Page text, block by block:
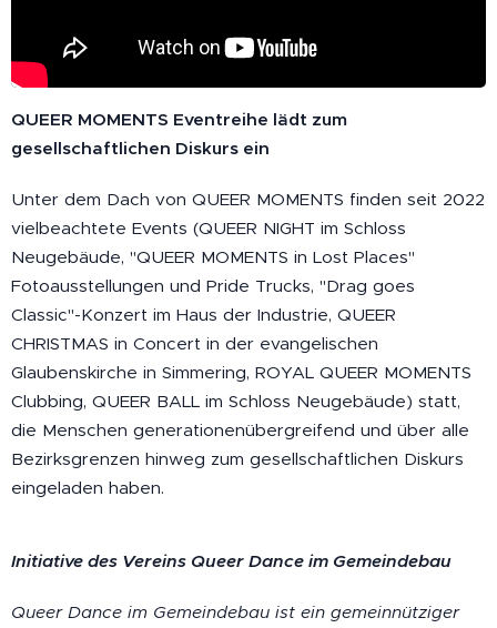
QUEER MOMENTS Eventreihe lädt zum
gesellschaftlichen Diskurs ein
Unter dem Dach von QUEER MOMENTS finden seit 2022
vielbeachtete Events (QUEER NIGHT im Schloss
Neugebäude, "QUEER MOMENTS in Lost Places"
Fotoausstellungen und Pride Trucks, "Drag goes
Classic"-Konzert im Haus der Industrie, QUEER
CHRISTMAS in Concert in der evangelischen
Glaubenskirche in Simmering, ROYAL QUEER MOMENTS
Clubbing, QUEER BALL im Schloss Neugebäude) statt,
die Menschen generationenübergreifend und über alle
Bezirksgrenzen hinweg zum gesellschaftlichen Diskurs
eingeladen haben.
Initiative des Vereins Queer Dance im Gemeindebau
Queer Dance im Gemeindebau ist ein gemeinnütziger